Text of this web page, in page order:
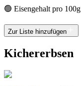
🟢 Eisengehalt pro
Zur Liste hinzufügen
Kichererbsen